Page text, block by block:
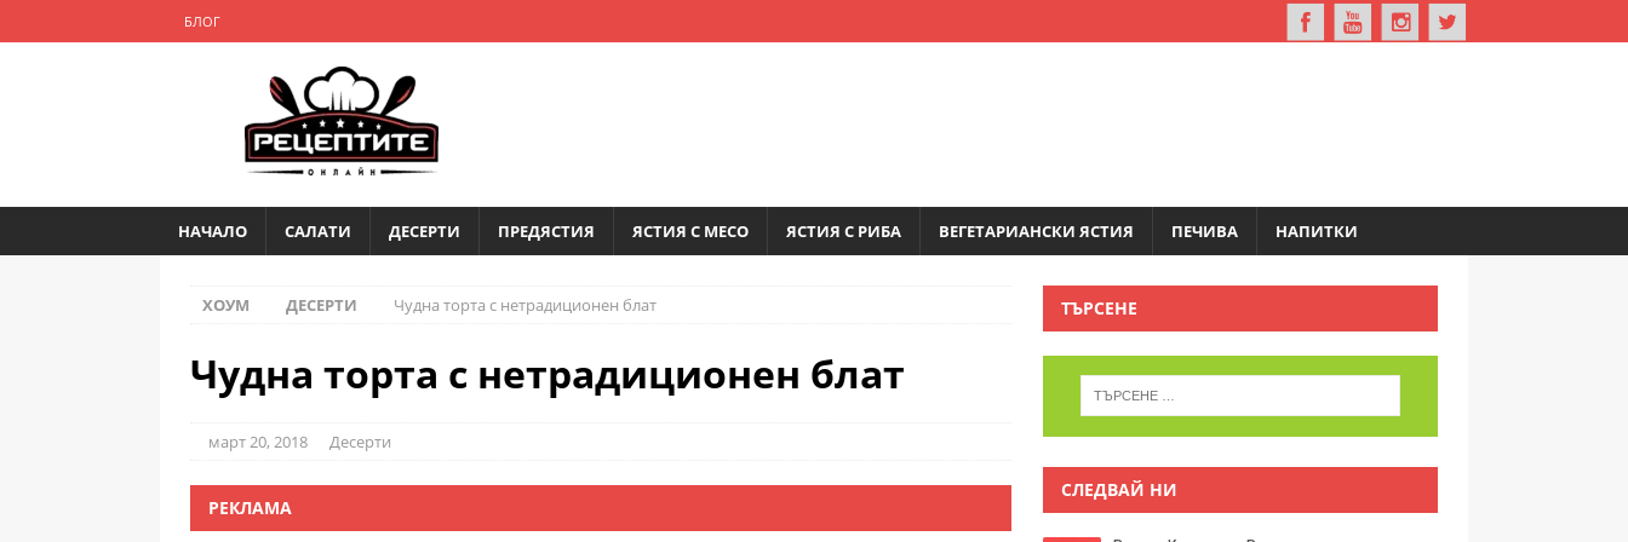
БЛОГ
НАЧАЛО САЛАТИ ДЕСЕРТИ ПРЕДЯСТИЯ ЯСТИЯ С МЕСО ЯСТИЯ С РИБА ВЕГЕТАРИАНСКИ ЯСТИЯ ПЕЧИВА НАПИТКИ
ХОУМ ДЕСЕРТИ Чудна торта с нетрадиционен блат
Чудна торта с нетрадиционен блат
март 20, 2018 Десерти
РЕКЛАМА
ТЪРСЕНЕ
СЛЕДВАЙ НИ